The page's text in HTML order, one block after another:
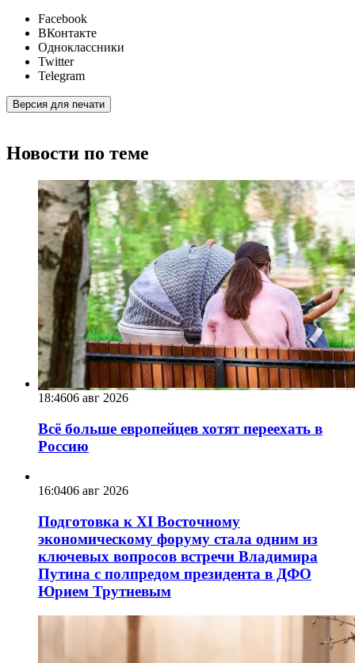
Facebook
ВКонтакте
Одноклассники
Twitter
Telegram
Версия для печати
Новости по теме
18:4606 авг 2026
Всё больше европейцев хотят переехать в
Россию
16:0406 авг 2026
Подготовка к XI Восточному
экономическому форуму стала одним из
ключевых вопросов встречи Владимира
Путина с полпредом президента в ДФО
Юрием Трутневым